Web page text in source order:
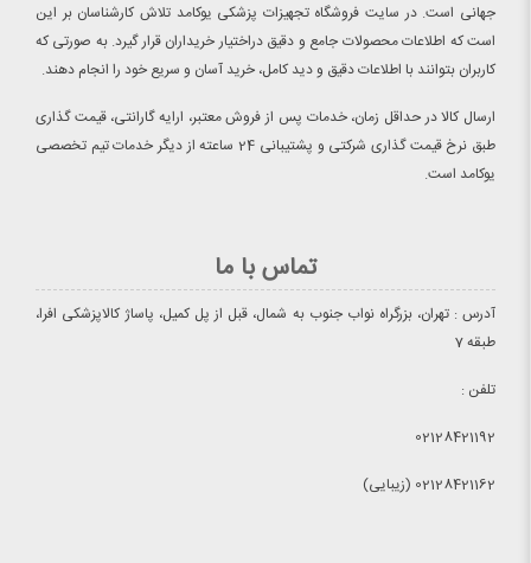
جهانی است. در سایت فروشگاه تجهیزات پزشکی یوکامد تلاش کارشناسان بر این
است که اطلاعات محصولات جامع و دقیق دراختیار خریداران قرار گیرد. به صورتی که
کاربران بتوانند با اطلاعات دقیق و دید کامل، خرید آسان و سریع خود را انجام دهند.
ارسال کالا در حداقل زمان، خدمات پس از فروش معتبر، ارایه گارانتی، قیمت گذاری
طبق نرخ قیمت گذاری شرکتی و پشتیبانی 24 ساعته از دیگر خدمات تیم تخصصی
یوکامد است.
تماس با ما
آدرس : تهران، بزرگراه نواب جنوب به شمال، قبل از پل کمیل، پاساژ کالاپزشکی افرا،
طبقه 7
تلفن :
02128421192
02128421162 (زیبایی)